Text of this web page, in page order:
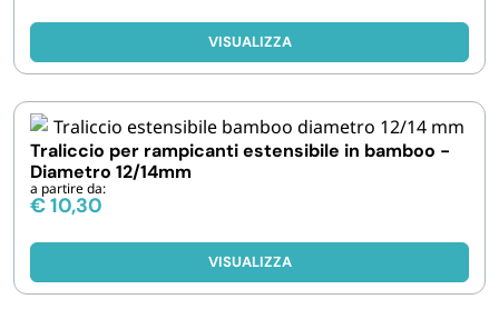
VISUALIZZA
Traliccio per rampicanti estensibile in bamboo -
Diametro 12/14mm
a partire da:
€10,30
VISUALIZZA